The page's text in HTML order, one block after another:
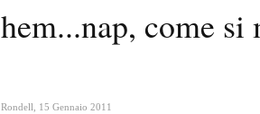
hem...nap, come si
Rondell 15 Gennaio 2011